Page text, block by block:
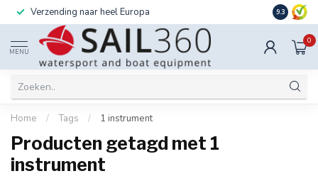
Verzending naar heel Europa Ook
9.3
MENU
0
Home / Tags / 1 instrument
Producten getagd met 1
instrument